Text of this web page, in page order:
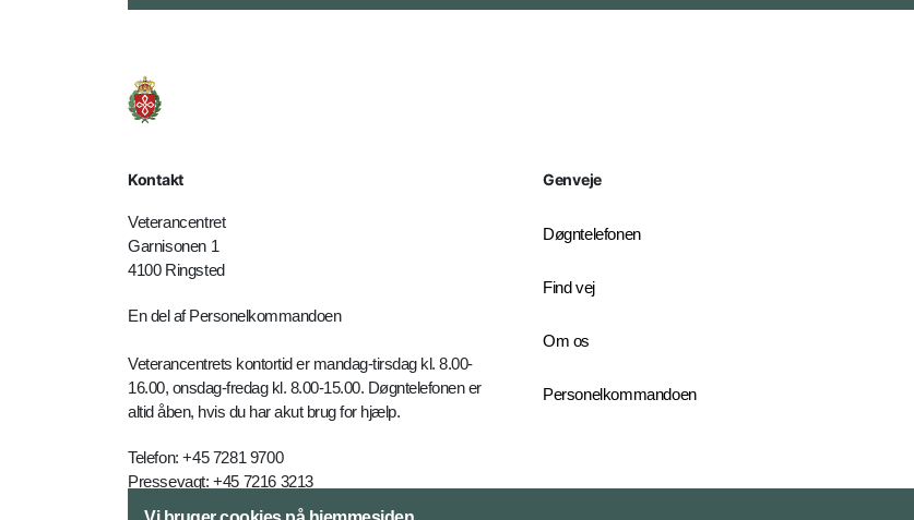
Kontakt
Veterancentret
Garnisonen 1
4100 Ringsted
En del af Personelkommandoen
Veterancentrets kontortid er mandag-tirsdag kl. 8.00-
16.00, onsdag-fredag kl. 8.00-15.00. Døgntelefonen er
altid åben, hvis du har akut brug for hjælp.
Telefon: +45 7281 9700
Pressevagt: +45 7216 3213
vetc-myn@mil.dk
Genveje
Døgntelefonen
Find vej
Om os
Personelkommandoen